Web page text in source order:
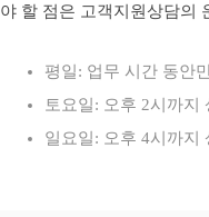
야 할 점은 고객지원상담의
평일: 업무 시간 동안
토요일: 오후 2시까지
일요일: 오후 4시까지